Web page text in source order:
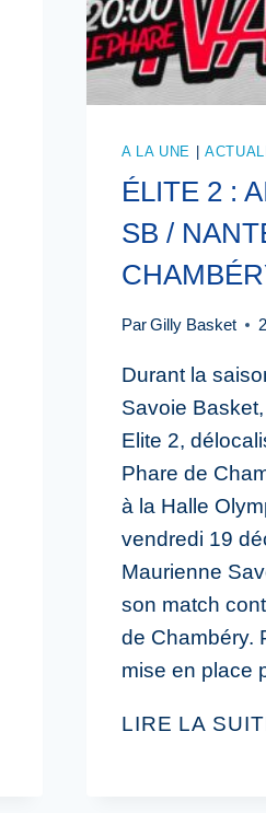
A LA UNE |
ÉLITE 2 :
SB /
ParGilly Basket
Durant la
Savoie
Elite 2,
Phare de
à la Halle
vendredi 19
Maurienne
son match
de Chambéry.
mise en place
LIRE LA